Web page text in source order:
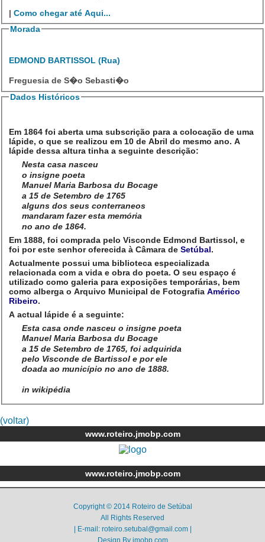
| Como chegar até Aqui...
Morada
EDMOND BARTISSOL (Rua)
Freguesia de S�o Sebasti�o
Dados Históricos
Em 1864 foi aberta uma subscrição para a colocação de uma
lápide, o que se realizou em 10 de Abril do mesmo ano. A
lápide dessa altura tinha a seguinte descrição:
Nesta casa nasceu
o insigne poeta
Manuel Maria Barbosa du Bocage
a 15 de Setembro de 1765
alguns dos seus conterraneos
mandaram fazer esta memória
no ano de 1864.
Em 1888, foi comprada pelo Visconde Edmond Bartissol, e
foi por este senhor oferecida à Câmara de Setúbal.
Actualmente possui uma biblioteca especializada
relacionada com a vida e obra do poeta. O seu espaço é
utilizado como galeria para exposições temporárias, bem
como alberga o Arquivo Municipal de Fotografia Américo
Ribeiro.
A actual lápide é a seguinte:
Esta casa onde nasceu o insigne poeta
Manuel Maria Barbosa du Bocage
a 15 de Setembro de 1765, foi adquirida
pelo Visconde de Bartissol e por ele
doada ao município no ano de 1888.
in wikipédia
(voltar)
www.roteiro.jmobp.com
www.roteiro.jmobp.com
Copyright © 2014 Roteiro de Setúbal
All Rights Reserved
| E-mail: roteiro.setubal@gmail.com |
Design By jmobp.com